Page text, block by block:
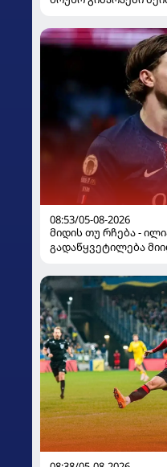
08:53/05-08-2026
მიდის თუ რჩება -
გადაწყვეტილება